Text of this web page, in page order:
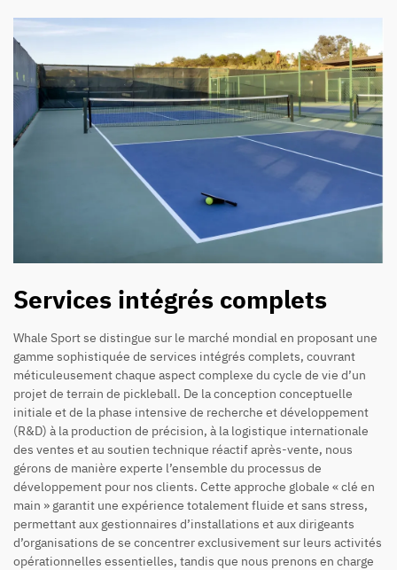
Services intégrés complets
Whale Sport se distingue sur le marché mondial en proposant une
gamme sophistiquée de services intégrés complets, couvrant
méticuleusement chaque aspect complexe du cycle de vie d’un
projet de terrain de pickleball. De la conception conceptuelle
initiale et de la phase intensive de recherche et développement
(R&D) à la production de précision, à la logistique internationale
des ventes et au soutien technique réactif après-vente, nous
gérons de manière experte l’ensemble du processus de
développement pour nos clients. Cette approche globale « clé en
main » garantit une expérience totalement fluide et sans stress,
permettant aux gestionnaires d’installations et aux dirigeants
d’organisations de se concentrer exclusivement sur leurs activités
opérationnelles essentielles, tandis que nous prenons en charge